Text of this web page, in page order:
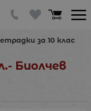
за 10 клас
Биолчев